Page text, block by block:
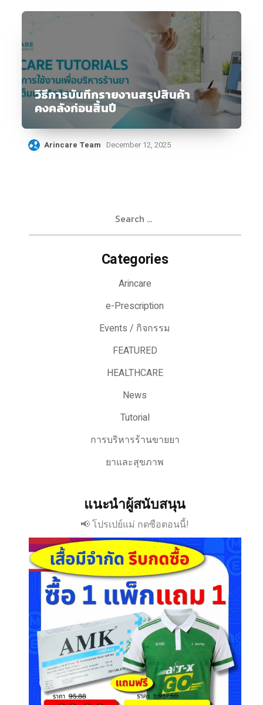
วิธีการบันทึกรายงานสรุปสินค้า
คงคลังก่อนสิ้นปี
Arincare Team December 12, 2025
Categories
Arincare
e-Prescription
Events / กิจกรรม
FEATURED
HEALTHCARE
News
Tutorial
การบริหารร้านขายยา
ยาและสุขภาพ
แนะนำผู้สนับสนุน
📢 โปรเปย์แม่ กดซือตอนนี้!